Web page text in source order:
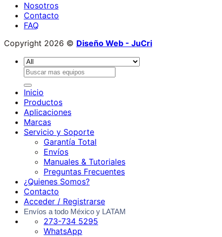
Nosotros
Contacto
FAQ
Copyright 2026 © Diseño Web - JuCri
Buscar
Inicio
Productos
Aplicaciones
Marcas
Servicio y Soporte
Garantía Total
Envíos
Manuales & Tutoriales
Preguntas Frecuentes
¿Quienes Somos?
Contacto
Acceder / Registrarse
Envíos a todo México y LATAM
273-734 5295
WhatsApp